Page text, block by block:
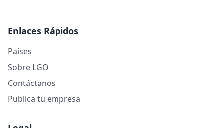
Enlaces Rápidos
Países
Sobre LGO
Contáctanos
Publica tu empresa